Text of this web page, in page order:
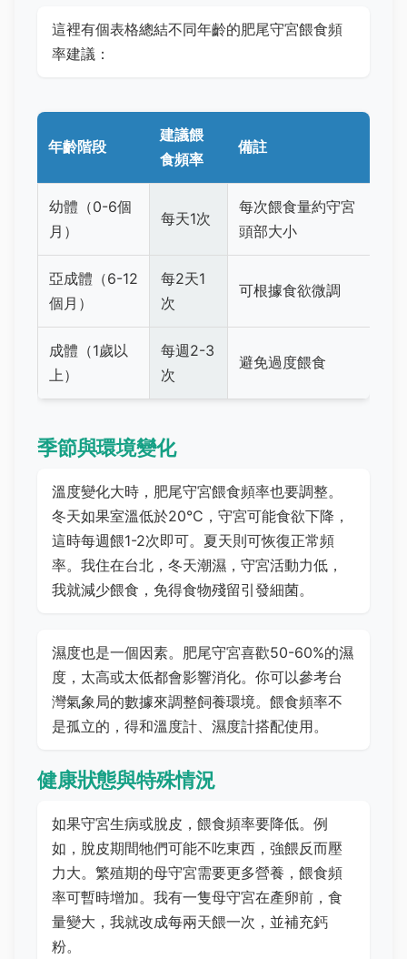
這裡有個表格總結不同年齡的肥尾守宮餵食頻
率建議：
年齡階段
建議餵
食頻率
備註
幼體（0-6個
月）
每天1次
每次餵食量約守宮
頭部大小
亞成體（6-12
個月）
每2天1
次
可根據食欲微調
成體（1歲以
上）
每週2-3
次
避免過度餵食
季節與環境變化
溫度變化大時，肥尾守宮餵食頻率也要調整。
冬天如果室溫低於20°C，守宮可能食欲下降，
這時每週餵1-2次即可。夏天則可恢復正常頻
率。我住在台北，冬天潮濕，守宮活動力低，
我就減少餵食，免得食物殘留引發細菌。
濕度也是一個因素。肥尾守宮喜歡50-60%的濕
度，太高或太低都會影響消化。你可以參考台
灣氣象局的數據來調整飼養環境。餵食頻率不
是孤立的，得和溫度計、濕度計搭配使用。
健康狀態與特殊情況
如果守宮生病或脫皮，餵食頻率要降低。例
如，脫皮期間牠們可能不吃東西，強餵反而壓
力大。繁殖期的母守宮需要更多營養，餵食頻
率可暫時增加。我有一隻母守宮在產卵前，食
量變大，我就改成每兩天餵一次，並補充鈣
粉。